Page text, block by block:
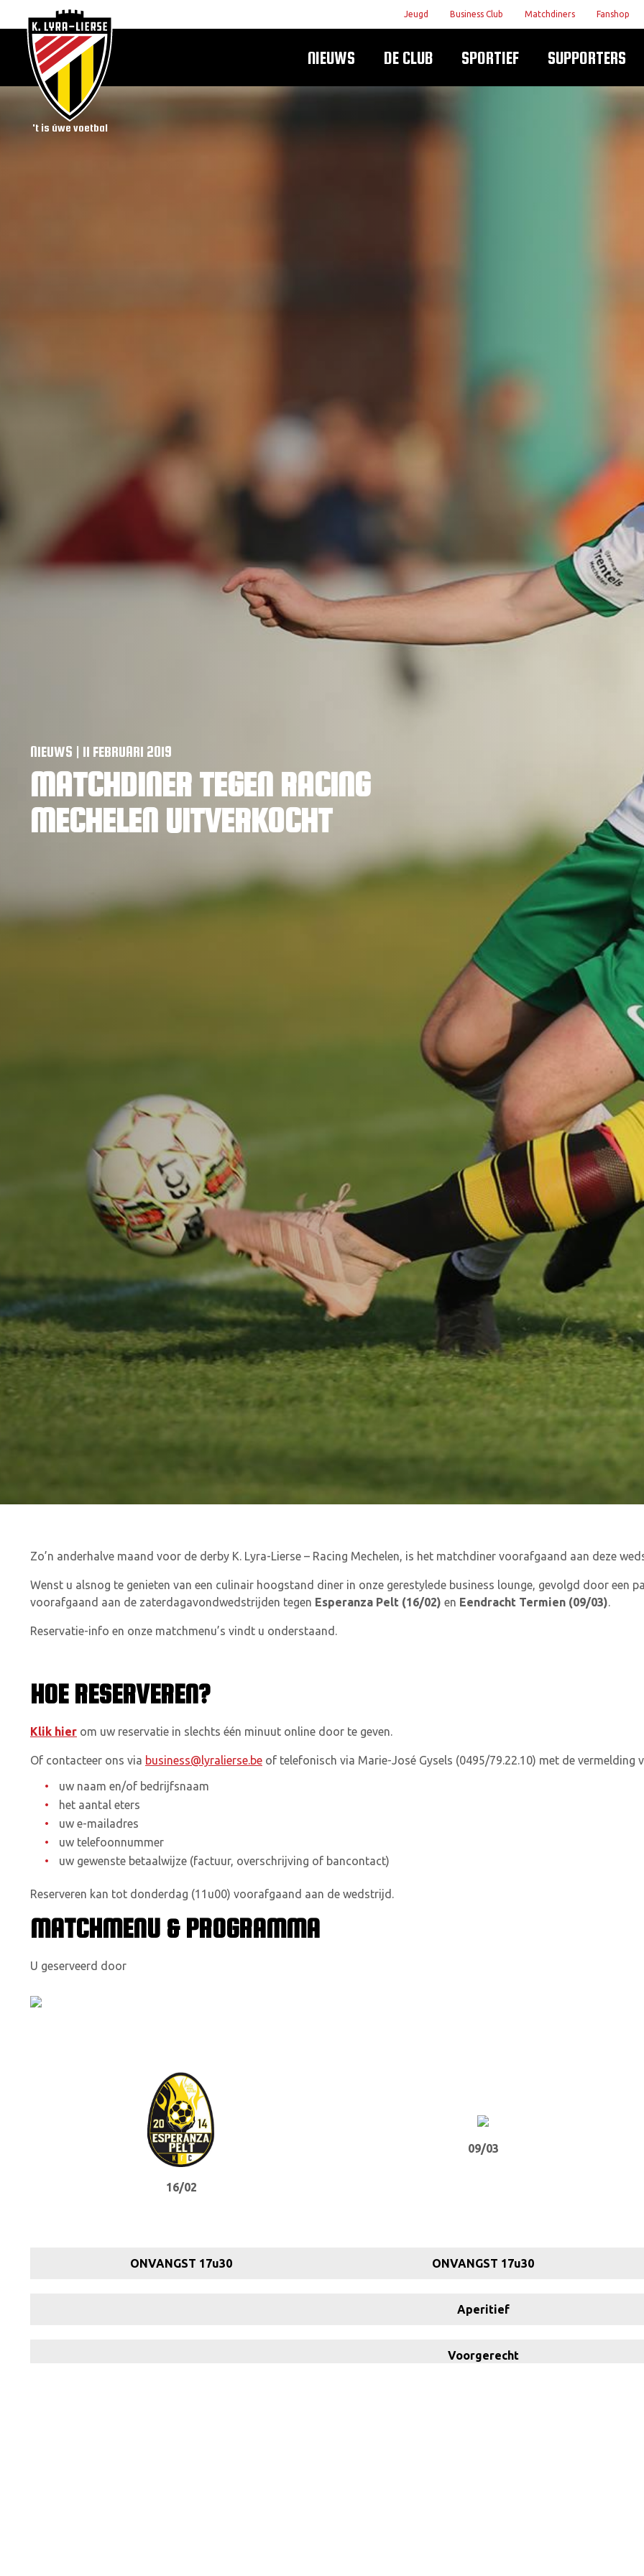
't is úwe voetbal
Jeugd Business Club Matchdiners Fanshop
NIEUWS DE CLUB SPORTIEF SUPPORTERS
NIEUWS | 11 FEBRUARI 2019
MATCHDINER TEGEN RACING
MECHELEN UITVERKOCHT
Zo’n anderhalve maand voor de derby K. Lyra-Lierse – Racing Mechelen, is het matchdiner voorafgaand aan deze
Wenst u alsnog te genieten van een culinair hoogstand diner in onze gerestylede business lounge, gevolgd door een
voorafgaand aan de zaterdagavondwedstrijden tegen Esperanza Pelt (16/02) en Eendracht Termien (09/03).
Reservatie-info en onze matchmenu’s vindt u onderstaand.
HOE RESERVEREN?
Klik hier om uw reservatie in slechts één minuut online door te geven.
Of contacteer ons via business@lyralierse.be of telefonisch via Marie-José Gysels (0495/79.22.10) met de vermelding
uw naam en/of bedrijfsnaam
het aantal eters
uw e-mailadres
uw telefoonnummer
uw gewenste betaalwijze (factuur, overschrijving of bancontact)
Reserveren kan tot donderdag (11u00) voorafgaand aan de wedstrijd.
MATCHMENU & PROGRAMMA
U geserveerd door
16/02
09/03
ONVANGST 17u30 ONVANGST 17u30
Aperitief
Voorgerecht